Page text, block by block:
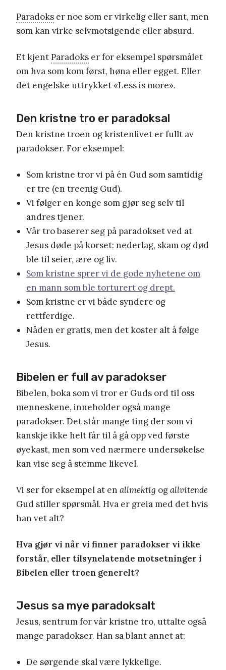
Paradoks er noe som er virkelig eller sant, men
som kan virke selvmotsigende eller absurd.
Et kjentParadoks er for eksempel spørsmålet
om hva som kom først, høna eller egget. Eller
det engelske uttrykket «Less is more».
Den kristne tro er paradoksal
Den kristne troen og kristenlivet er fullt av
paradokser. For eksempel:
Som kristne tror vi på én Gud som samtidig
er tre (en treenig Gud).
Vi følger en konge som gjør seg selv til
andres tjener.
Vår tro baserer seg på paradokset ved at
Jesus døde på korset: nederlag, skam og død
ble til seier, ære og liv.
Som kristne sprer vi de gode nyhetene om
en mann som ble torturert og drept.
Som kristne er vi både syndere og
rettferdige.
Nåden er gratis, men det koster alt å følge
Jesus.
Bibelen er full av paradokser
Bibelen, boka som vi tror er Guds ord til oss
menneskene, inneholder også mange
paradokser. Det står mange ting der som vi
kanskje ikke helt får til å gå opp ved første
øyekast, men som ved nærmere undersøkelse
kan vise seg å stemme likevel.
Vi ser for eksempel at en allmektig ogallvitende
Gud stiller spørsmål. Hva er greia med det hvis
han vet alt?
Hva gjør vi når vi finner paradokser vi ikke
forstår, eller tilsynelatende motsetninger i
Bibelen eller troen generelt?
Jesus sa mye paradoksalt
Jesus, sentrum for vår kristne tro, uttalte også
mange paradokser. Han sa blant annet at:
De sørgende skal være lykkelige.